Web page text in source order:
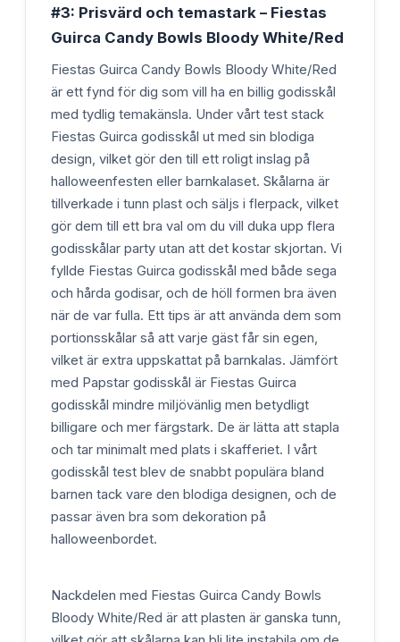
#3: Prisvärd och temastark – Fiestas
Guirca Candy Bowls Bloody White/Red
Fiestas Guirca Candy Bowls Bloody White/Red
är ett fynd för dig som vill ha en billig godisskål
med tydlig temakänsla. Under vårt test stack
Fiestas Guirca godisskål ut med sin blodiga
design, vilket gör den till ett roligt inslag på
halloweenfesten eller barnkalaset. Skålarna är
tillverkade i tunn plast och säljs i flerpack, vilket
gör dem till ett bra val om du vill duka upp flera
godisskålar party utan att det kostar skjortan. Vi
fyllde Fiestas Guirca godisskål med både sega
och hårda godisar, och de höll formen bra även
när de var fulla. Ett tips är att använda dem som
portionsskålar så att varje gäst får sin egen,
vilket är extra uppskattat på barnkalas. Jämfört
med Papstar godisskål är Fiestas Guirca
godisskål mindre miljövänlig men betydligt
billigare och mer färgstark. De är lätta att stapla
och tar minimalt med plats i skafferiet. I vårt
godisskål test blev de snabbt populära bland
barnen tack vare den blodiga designen, och de
passar även bra som dekoration på
halloweenbordet.
Nackdelen med Fiestas Guirca Candy Bowls
Bloody White/Red är att plasten är ganska tunn,